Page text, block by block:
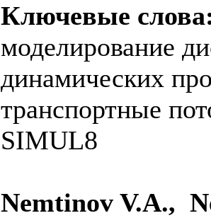
Ключевые
моделирование
динамических
транспортные
SIMUL8
Nemtinov V.A.,